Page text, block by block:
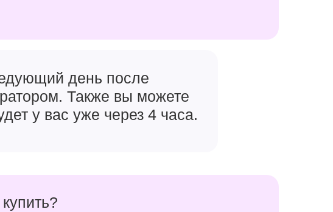
день после
Также вы можете
у вас уже через 4 часа.